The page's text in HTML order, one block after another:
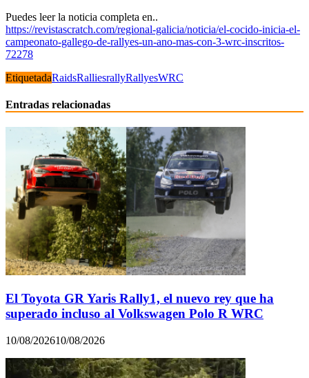
Puedes leer la noticia completa en..
https://revistascratch.com/regional-galicia/noticia/el-cocido-inicia-el-
campeonato-gallego-de-rallyes-un-ano-mas-con-3-wrc-inscritos-
72278
EtiquetadaRaidsRalliesrallyRallyesWRC
Entradas relacionadas
El Toyota GR Yaris Rally1, el nuevo rey que ha
superado incluso al Volkswagen Polo R WRC
10/08/202610/08/2026